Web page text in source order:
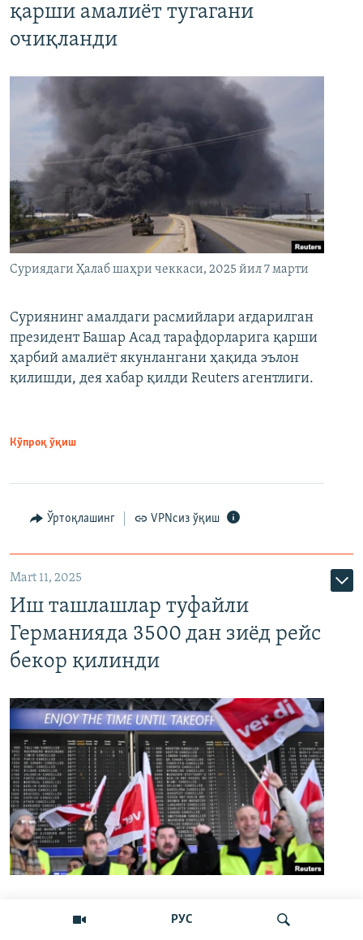
РУС
қарши амалиёт тугагани
очиқланди
Суриядаги Ҳалаб шаҳри чеккаси, 2025 йил 7 марти
Суриянинг амалдаги расмийлари ағдарилган
президент Башар Асад тарафдорларига қарши
ҳарбий амалиёт якунлангани ҳақида эълон
қилишди, дея хабар қилди Reuters агентлиги.
Кўпроқ ўқиш
Ўртоқлашинг VPNсиз ўқиш
Mart 11, 2025
Иш ташлашлар туфайли
Германияда 3500 дан зиёд рейс
бекор қилинди
Германиядаги 13 та энг йирик аэропорт 10